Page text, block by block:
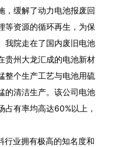
，缓解了动力电池报废回
资源的循环再生，为保
。我院走在了国内废旧电池
在贵州大龙汇成的电池新材
整个生产工艺与电池用硫
清洁生产。该公司电池
有率均高达60%以上，
行业拥有极高的知名度和